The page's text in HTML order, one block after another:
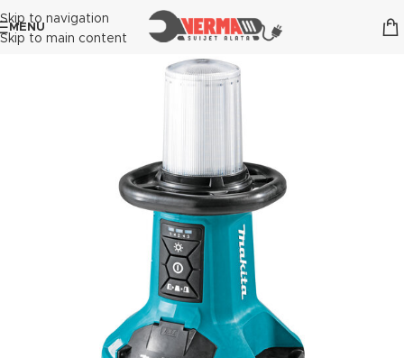
Skip to navigation
Skip to main content
MENU